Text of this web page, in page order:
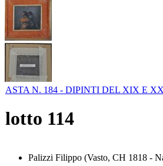
ASTA N. 184 - DIPINTI DEL XIX E
lotto 114
Palizzi Filippo (Vasto, CH 1818 -